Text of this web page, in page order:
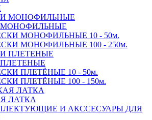
МОНОФИЛЬНЫЕ
МОНОФИЛЬНЫЕ 10 - 50м.
МОНОФИЛЬНЫЕ 100 - 250м.
ПЛЕТЁНЫЕ 10 - 50м.
ПЛЕТЁНЫЕ 100 - 150м.
ЛАТКА